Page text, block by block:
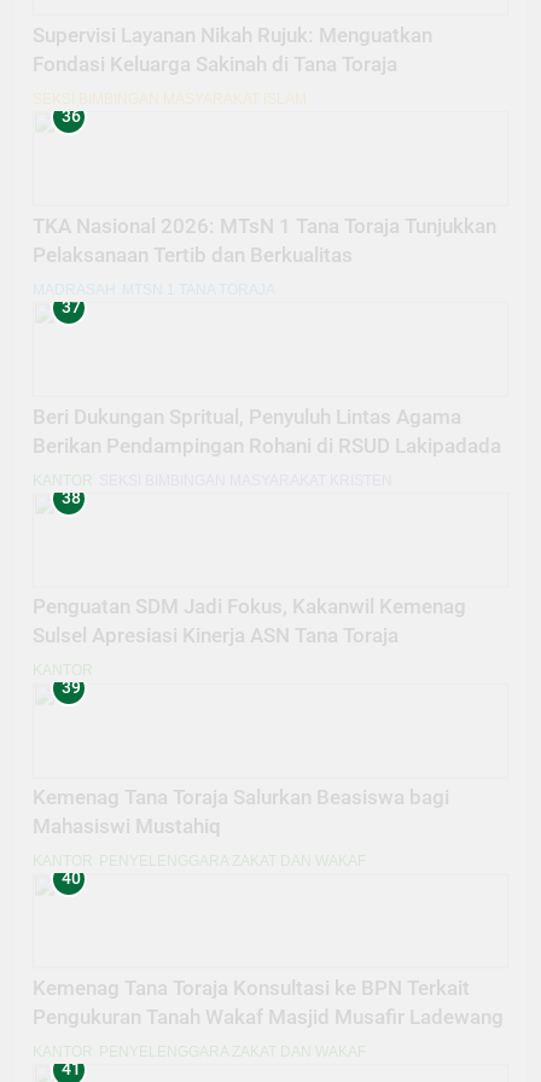
Supervisi Layanan Nikah Rujuk: Menguatkan
Fondasi Keluarga Sakinah di Tana Toraja
SEKSI BIMBINGAN MASYARAKAT ISLAM
36
TKA Nasional 2026: MTsN 1 Tana Toraja Tunjukkan
Pelaksanaan Tertib dan Berkualitas
37
Beri Dukungan Spritual, Penyuluh Lintas Agama
Berikan Pendampingan Rohani di RSUD Lakipadada
KANTOR
38
Penguatan SDM Jadi Fokus, Kakanwil Kemenag
Sulsel Apresiasi Kinerja ASN Tana Toraja
KANTOR
39
Kemenag Tana Toraja Salurkan Beasiswa bagi
Mahasiswi Mustahiq
KANTOR PENYELENGGARA ZAKAT DAN WAKAF
40
Kemenag Tana Toraja Konsultasi ke BPN Terkait
Pengukuran Tanah Wakaf Masjid Musafir Ladewang
KANTOR PENYELENGGARA ZAKAT DAN WAKAF
41